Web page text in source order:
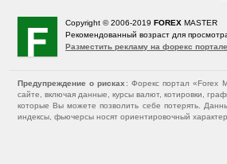
Copyright © 2006-2019 FOREX MASTER
Рекомендованный возраст для
Разместить рекламу на форекс портале
Предупреждение о рисках : Форекс портал «Forex
сайте, включая данные, курсы валют, котировки,
которые Вы можете позволить себе потерять.
индексы, фьючерсы носят ориентировочный